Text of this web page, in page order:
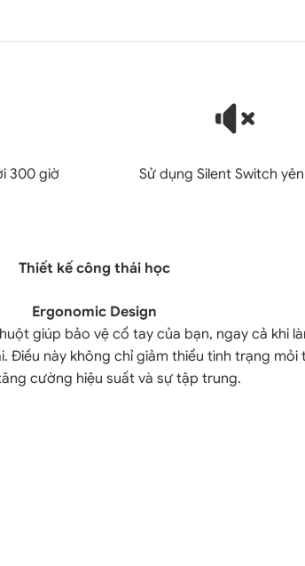
300 giờ Sử dụng Silent Switch
Thiết kế công thái học
Ergonomic Design
giúp bảo vệ cổ tay của bạn, ngay cả khi
Điều này không chỉ giảm thiểu tình trạng mỏi
cường hiệu suất và sự tập trung.